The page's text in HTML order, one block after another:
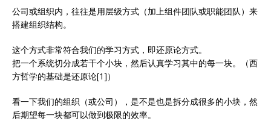
公司或组织内，往往是用层级方式（加上组件团队或职能团队）来
搭建组织结构。
这个方式非常符合我们的学习方式，即还原论方式。
把一个系统切分成若干个小块，然后认真学习其中的每一块。（西
方哲学的基础是还原论[1]）
看一下我们的组织（或公司），是不是也是拆分成很多的小块，然
后期望每一块都可以做到极限的效率。